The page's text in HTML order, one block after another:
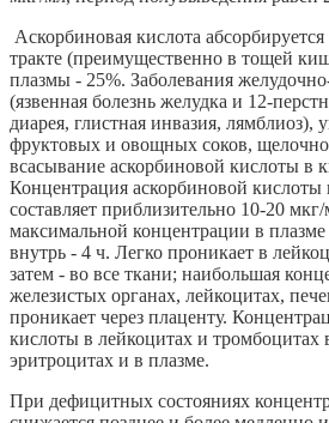
Аскорбиновая кислота
тракте (преимущественно в тощей
плазмы - 25%. Заболевания
(язвенная болезнь желудка и 12-
диарея, глистная инвазия, лямблиоз),
фруктовых и овощных соков,
всасывание аскорбиновой кислоты в
Концентрация аскорбиновой кислоты
составляет приблизительно 10-20
максимальной концентрации в
внутрь - 4 ч. Легко проникает в
затем - во все ткани; наибольшая
железистых органах, лейкоцитах,
проникает через плаценту.
кислоты в лейкоцитах и
эритроцитах и в плазме.
При дефицитных состояниях